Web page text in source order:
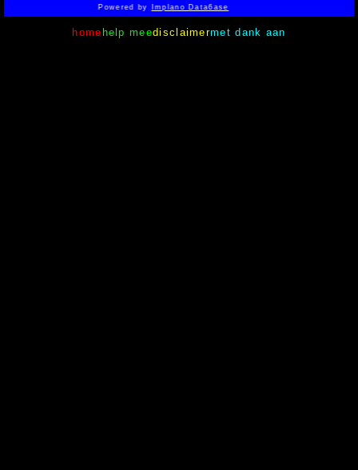
Powered by
Implano Data6ase
home help meedisclaimermet dank aan